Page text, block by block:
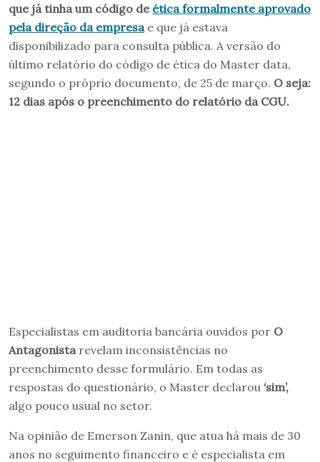
que já tinha um código de ética formalmente aprovado
pela direção da empresae que já estava
disponibilizado para consulta pública. A versão do
último relatório do código de ética do Master data,
segundo o próprio documento, de 25 de março. O seja:
12 dias após o preenchimento do relatório da CGU.
Especialistas em auditoria bancária ouvidos por O
Antagonista revelam inconsistências no
preenchimento desse formulário. Em todas as
respostas do questionário, o Master declarou ‘sim’,
algo pouco usual no setor.
Na opinião de Emerson Zanin, que atua há mais de 30
anos no seguimento financeiro e é especialista em